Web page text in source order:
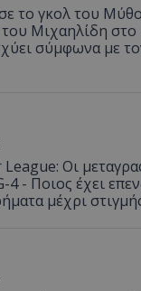
το γκολ του
του Μιχαηλίδη
σύμφωνα με
Οι
4 - Ποιος έχει
μέχρι